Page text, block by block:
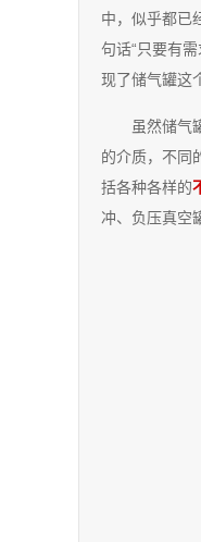
中，似乎都已
句话“只要有
现了储气罐这
虽然储气
的介质，不同
括各种各样的
冲、负压真空